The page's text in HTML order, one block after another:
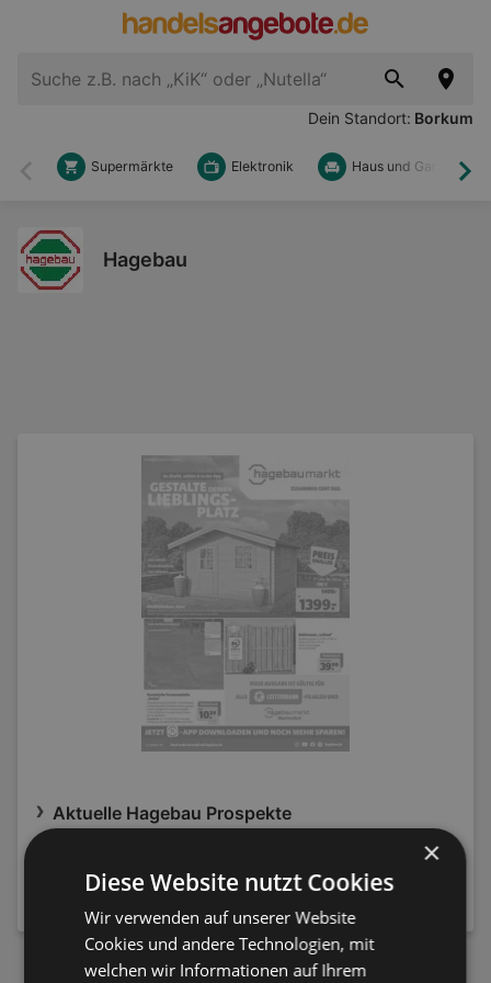
Dein Standort: Borkum
Zurück
Supermärkte Elektronik Haus und Garten
Hagebau
Aktuelle Hagebau Prospekte
NEWSLETTER ANMELDEN
×
Diese Website nutzt Cookies
Wir verwenden auf unserer Website
Cookies und andere Technologien, mit
welchen wir Informationen auf Ihrem